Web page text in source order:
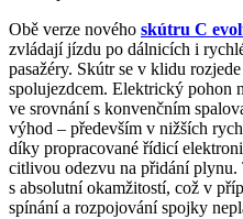
Obě verze nového skútru C
zvládají jízdu po dálnicích i
pasažéry. Skútr se v klidu
spolujezdcem. Elektrický pohon
ve srovnání s konvenčním
výhod – především v nižších
díky propracované řídicí
citlivou odezvu na přidání
s absolutní okamžitostí, což v
spínání a rozpojování spojky